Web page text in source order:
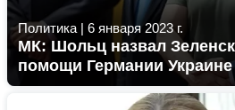
Политика | 6 января 2023 г.
МК: Шольц назвал
помощи Германии Украине